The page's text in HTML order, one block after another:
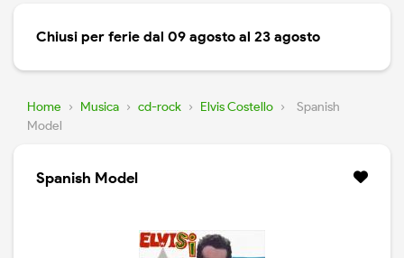
Chiusi per ferie dal 09 agosto al 23 agosto
Home › Musica › cd-rock › Elvis Costello ›
Spanish
Model
Spanish Model